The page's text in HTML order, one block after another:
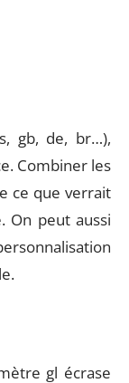
gb, de, br…),
Combiner les
ce que verrait
On peut aussi
gl écrase